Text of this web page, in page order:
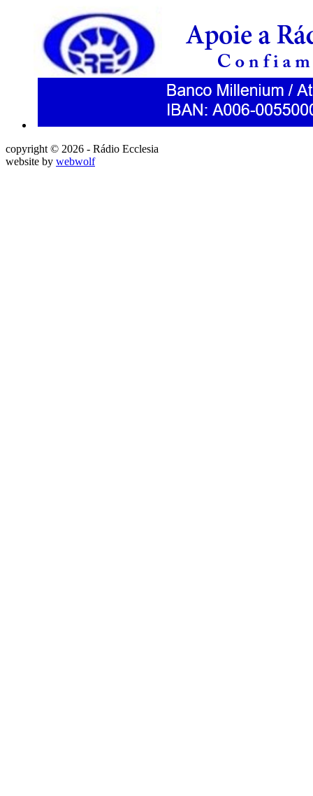
copyright © 2026 - Rádio Ecclesia
website by webwolf